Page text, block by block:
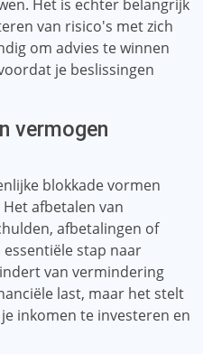
Het is echter belangrijk
van risico's met zich
om advies te winnen
je beslissingen
vermogen
blokkade vormen
afbetalen van
afbetalingen of
stap naar
van vermindering
last, maar het stelt
inkomen te investeren en